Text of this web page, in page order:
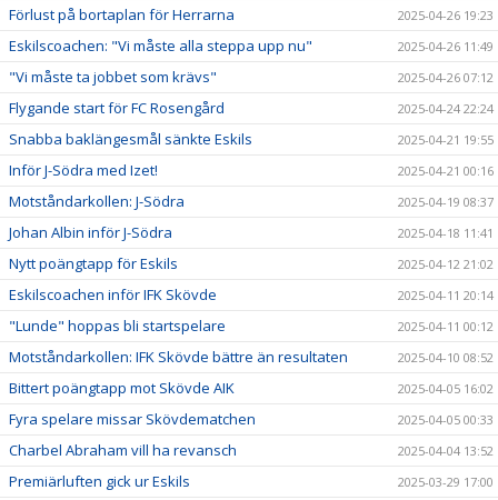
Förlust på bortaplan för Herrarna 2025-04-26 19:23
Eskilscoachen: "Vi måste alla steppa upp nu" 2025-04-26 11:49
"Vi måste ta jobbet som krävs" 2025-04-26 07:12
Flygande start för FC Rosengård 2025-04-24 22:24
Snabba baklängesmål sänkte Eskils 2025-04-21 19:55
Inför J-Södra med Izet! 2025-04-21 00:16
Motståndarkollen: J-Södra 2025-04-19 08:37
Johan Albin inför J-Södra 2025-04-18 11:41
Nytt poängtapp för Eskils 2025-04-12 21:02
Eskilscoachen inför IFK Skövde 2025-04-11 20:14
"Lunde" hoppas bli startspelare 2025-04-11 00:12
Motståndarkollen: IFK Skövde bättre än resultaten 2025-04-10 08:52
Bittert poängtapp mot Skövde AIK 2025-04-05 16:02
Fyra spelare missar Skövdematchen 2025-04-05 00:33
Charbel Abraham vill ha revansch 2025-04-04 13:52
Premiärluften gick ur Eskils 2025-03-29 17:00